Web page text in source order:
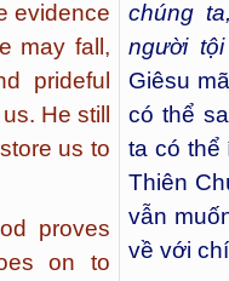
evidence
may fall,
prideful
He still
us to
proves
on to
chúng
người
Giêsu
có thể
ta có thể
Thiên
vẫn
về với